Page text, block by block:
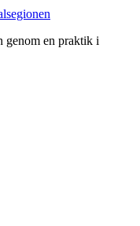
genom en praktik i